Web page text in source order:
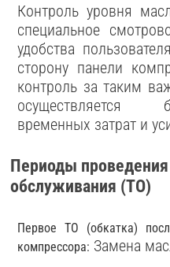
Контроль уровня
специальное
удобства
сторону панели
контроль за таким
осуществляется
временных затрат и
Периоды проведения
обслуживания (ТО)
Первое ТО (обкатка)
компрессора: Замена